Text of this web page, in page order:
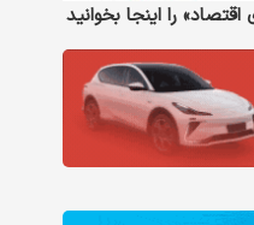
را اینجا بخوانید